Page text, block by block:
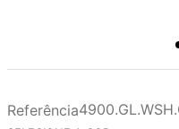
Referência